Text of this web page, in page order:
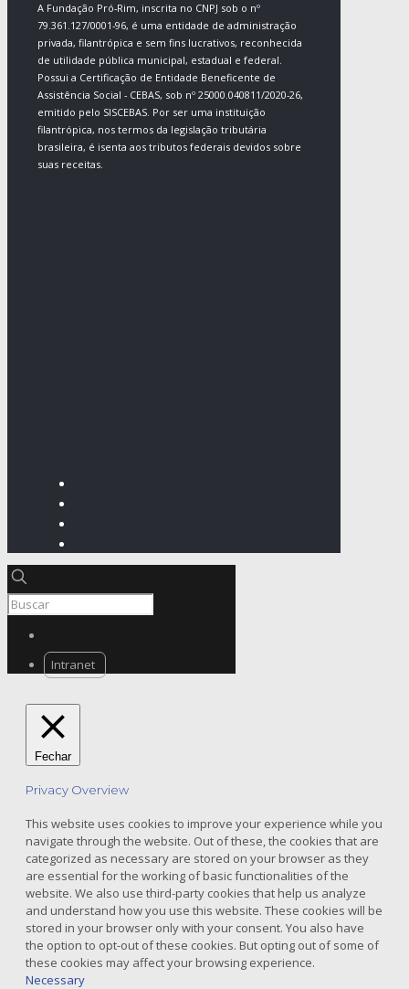
A Fundação Pró-Rim, inscrita no CNPJ sob o nº
79.361.127/0001-96, é uma entidade de administração
privada, filantrópica e sem fins lucrativos, reconhecida
de utilidade pública municipal, estadual e federal.
Possui a Certificação de Entidade Beneficente de
Assistência Social - CEBAS, sob nº 25000.040811/2020-26,
emitido pelo SISCEBAS. Por ser uma instituição
filantrópica, nos termos da legislação tributária
brasileira, é isenta aos tributos federais devidos sobre
suas receitas.
Intranet
Fechar
Privacy Overview
This website uses cookies to improve your experience while you
navigate through the website. Out of these, the cookies that are
categorized as necessary are stored on your browser as they
are essential for the working of basic functionalities of the
website. We also use third-party cookies that help us analyze
and understand how you use this website. These cookies will be
stored in your browser only with your consent. You also have
the option to opt-out of these cookies. But opting out of some of
these cookies may affect your browsing experience.
Necessary